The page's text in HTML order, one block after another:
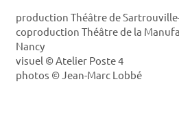
production Théâtre de
coproduction Théâtre de la
Nancy
visuel © Atelier Poste 4
photos © Jean-Marc Lobbé